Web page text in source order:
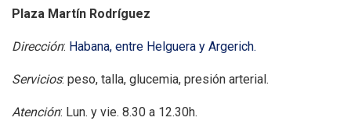
Plaza Martín Rodríguez
Dirección: Habana, entre Helguera y Argerich.
Servicios: peso, talla, glucemia, presión arterial.
Atención: Lun. y vie. 8.30 a 12.30h.